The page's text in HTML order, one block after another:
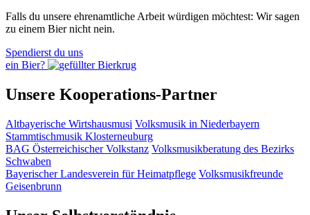
Falls du unsere ehrenamtliche Arbeit würdigen möchtest: Wir sagen
zu einem Bier nicht nein.
Spendierst du uns
ein Bier?
Unsere Kooperations-Partner
Altbayerische Wirtshausmusi Volksmusik in Niederbayern
Stammtischmusik Klosterneuburg
BAG Österreichischer Volkstanz Volksmusikberatung des Bezirks
Schwaben
Bayerischer Landesverein für Heimatpflege Volksmusikfreunde
Geisenbrunn